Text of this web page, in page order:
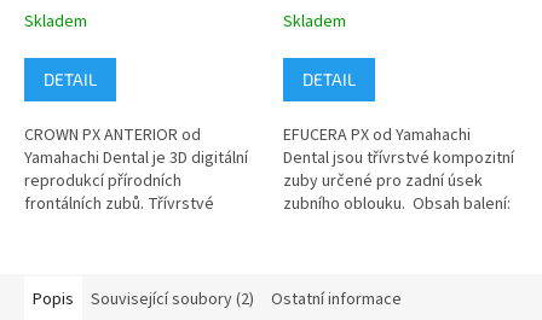
Skladem
DETAIL
CROWN PX ANTERIOR od
Yamahachi Dental je 3D digitální
reprodukcí přírodních
frontálních zubů. Třívrstvé
Skladem
DETAIL
EFUCERA PX od Yamahachi
Dental jsou třívrstvé kompozitní
zuby určené pro zadní úsek
zubního oblouku. Obsah balení:
Popis Související soubory (2) Ostatní informace